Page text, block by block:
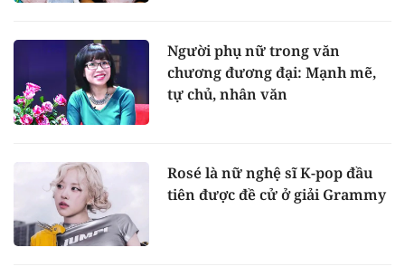
Người phụ nữ trong văn
chương đương đại: Mạnh mẽ,
tự chủ, nhân văn
Rosé là nữ nghệ sĩ K-pop đầu
tiên được đề cử ở giải Grammy